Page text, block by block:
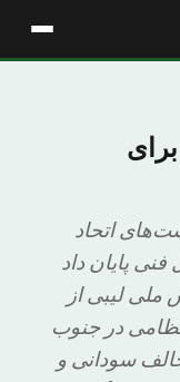
اتحاد
پایان داد
ملی لیبی از
در جنوب
سودانی و